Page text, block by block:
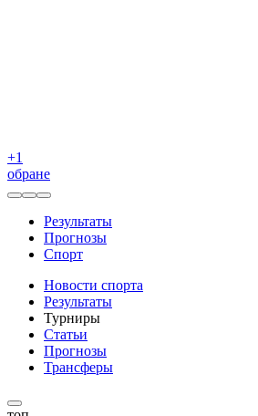
+1
обране
Результаты
Прогнозы
Спорт
Новости спорта
Результаты
Турниры
Статьи
Прогнозы
Трансферы